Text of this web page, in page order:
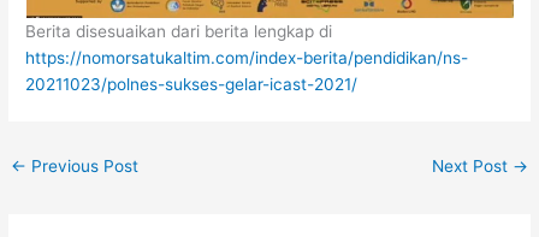
Berita disesuaikan dari berita lengkap di
https://nomorsatukaltim.com/index-berita/pendidikan/ns-
20211023/polnes-sukses-gelar-icast-2021/
← Previous Post Next Post →